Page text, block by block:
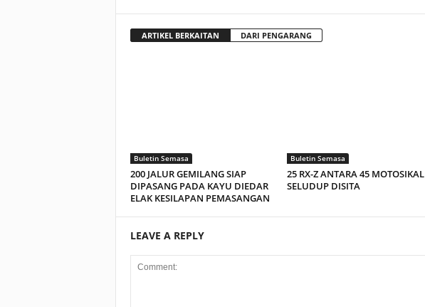
ARTIKEL BERKAITAN DARI PENGARANG
Buletin Semasa
200 JALUR GEMILANG SIAP
DIPASANG PADA KAYU DIEDAR
ELAK KESILAPAN PEMASANGAN
Buletin Semasa
25 RX-Z ANTARA 45 MOTOSIKAL
SELUDUP DISITA
LEAVE A REPLY